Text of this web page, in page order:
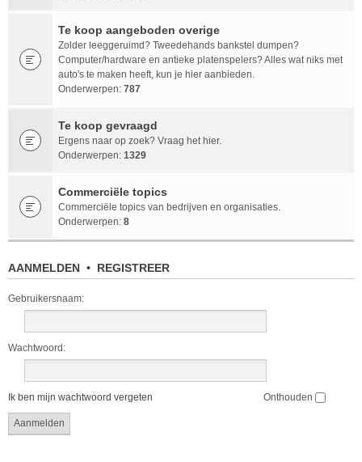
Te koop aangeboden overige
Zolder leeggeruimd? Tweedehands bankstel dumpen?
Computer/hardware en antieke platenspelers? Alles wat niks met
auto's te maken heeft, kun je hier aanbieden.
Onderwerpen: 787
Te koop gevraagd
Ergens naar op zoek? Vraag het hier.
Onderwerpen: 1329
Commerciële topics
Commerciële topics van bedrijven en organisaties.
Onderwerpen: 8
AANMELDEN • REGISTREER
Gebruikersnaam:
Wachtwoord:
Ik ben mijn wachtwoord vergeten Onthouden